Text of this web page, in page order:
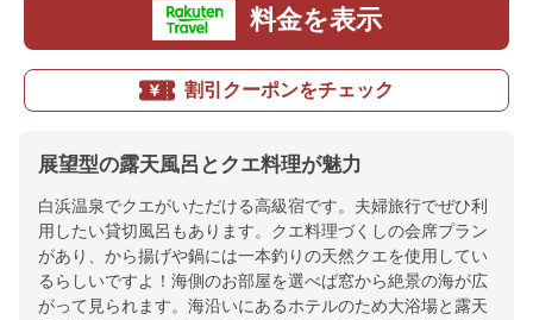
料金を表示
割引クーポンをチェック
展望型の露天風呂とクエ料理が魅力
白浜温泉でクエがいただける高級宿です。夫婦旅行でぜひ利
用したい貸切風呂もあります。クエ料理づくしの会席プラン
があり、から揚げや鍋には一本釣りの天然クエを使用してい
るらしいですよ！海側のお部屋を選べば窓から絶景の海が広
がって見られます。海沿いにあるホテルのため大浴場と露天